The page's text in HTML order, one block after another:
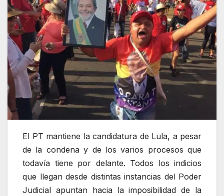
El PT mantiene la candidatura de Lula, a pesar
de la condena y de los varios procesos que
todavía tiene por delante. Todos los indicios
que llegan desde distintas instancias del Poder
Judicial apuntan hacia la imposibilidad de la